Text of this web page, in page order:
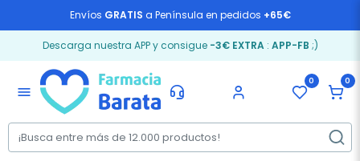
Envíos GRATIS a Península en pedidos +65€
Descarga nuestra APP y consigue -3€ EXTRA: APP-FB ;)
menu
0 0